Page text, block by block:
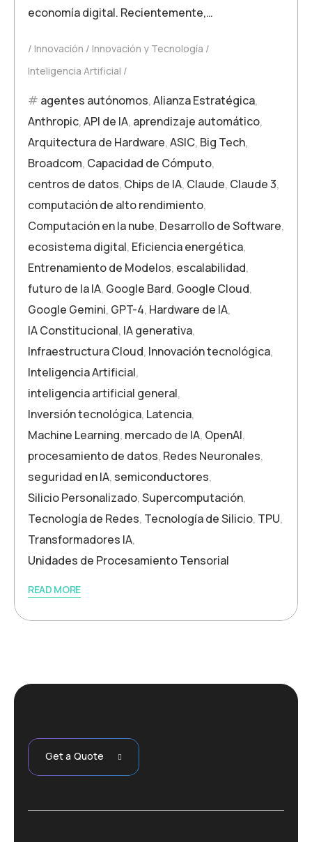
economía digital. Recientemente,…
Innovación
Innovación y Tecnología
Inteligencia Artificial
agentes autónomos,Alianza Estratégica,
Anthropic,API de IA, aprendizaje automático,
Arquitectura de Hardware,ASIC, Big Tech,
Broadcom, Capacidad de Cómputo,
centros de datos, Chips de IA, Claude, Claude 3,
computación de alto rendimiento,
Computación en la nube, Desarrollo de Software,
ecosistema digital, Eficiencia energética,
Entrenamiento de Modelos, escalabilidad,
futuro de la IA, Google Bard, Google Cloud,
Google Gemini, GPT-4, Hardware de IA,
IA Constitucional, IA generativa,
Infraestructura Cloud, Innovación tecnológica,
Inteligencia Artificial,
inteligencia artificial general,
Inversión tecnológica, Latencia,
Machine Learning, mercado de IA, OpenAI,
procesamiento de datos, Redes Neuronales,
seguridad en IA, semiconductores,
Silicio Personalizado,Supercomputación,
Tecnología de Redes, Tecnología de Silicio, TPU,
Transformadores IA,
Unidades de Procesamiento Tensorial
READ MORE
Get a Quote